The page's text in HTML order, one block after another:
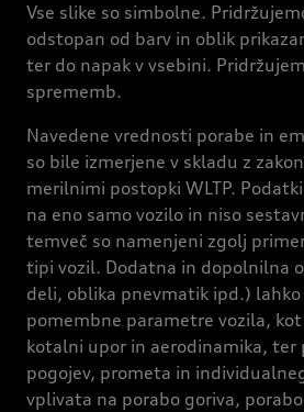
Vse slike so simbolne.
odstopan od barv in oblik
ter do napak v vsebini.
sprememb.
Navedene vrednosti porabe in
so bile izmerjene v skladu z
merilnimi postopki WLTP.
na eno samo vozilo in niso
temveč so namenjeni zgolj
tipi vozil. Dodatna in dopolnilna
deli, oblika pnevmatik ipd.)
pomembne parametre vozila,
kotalni upor in aerodinamika, ter
pogojev, prometa in
vplivata na porabo goriva,